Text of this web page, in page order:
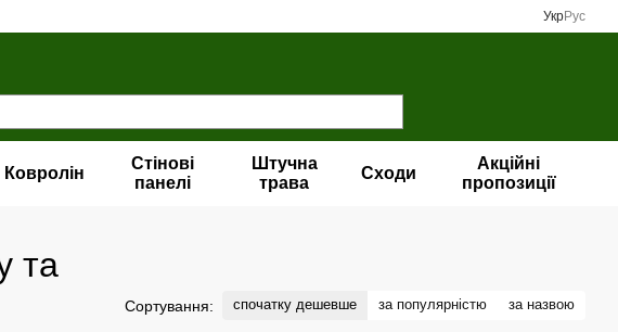
УкрРус
Ковролін
Стінові
панелі
Штучна
трава
Сходи
Акційні
пропозиції
та
Сортування: спочатку дешевше за популярністю за назвою